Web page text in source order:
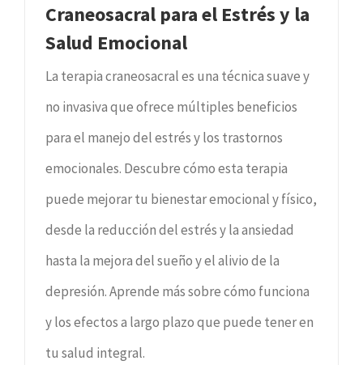
Craneosacral para el Estrés y la
Salud Emocional
La terapia craneosacral es una técnica suave y
no invasiva que ofrece múltiples beneficios
para el manejo del estrés y los trastornos
emocionales. Descubre cómo esta terapia
puede mejorar tu bienestar emocional y físico,
desde la reducción del estrés y la ansiedad
hasta la mejora del sueño y el alivio de la
depresión. Aprende más sobre cómo funciona
y los efectos a largo plazo que puede tener en
tu salud integral.